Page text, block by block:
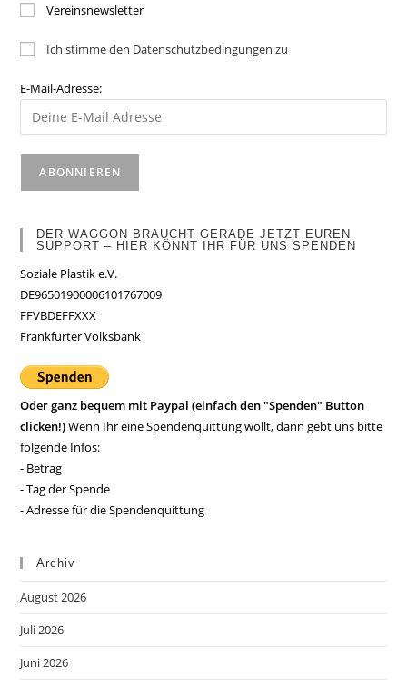
Vereinsnewsletter
Ich stimme den Datenschutzbedingungen zu
E-Mail-Adresse:
DER WAGGON BRAUCHT GERADE JETZT EUREN
SUPPORT – HIER KÖNNT IHR FÜR UNS SPENDEN
Soziale Plastik e.V.
DE96501900006101767009
FFVBDEFFXXX
Frankfurter Volksbank
Oder ganz bequem mit Paypal (einfach den "Spenden" Button
clicken!)Wenn Ihr eine Spendenquittung wollt, dann gebt uns bitte
folgende Infos:
- Betrag
- Tag der Spende
- Adresse für die Spendenquittung
Archiv
August 2026
Juli 2026
Juni 2026